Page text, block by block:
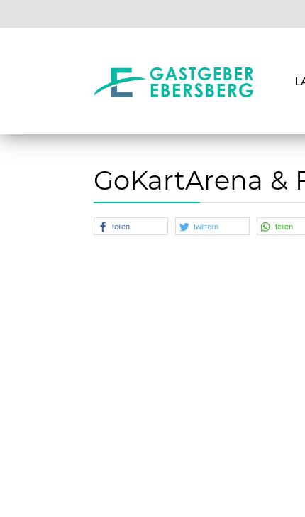
GoKartArena &
teilen twittern teilen